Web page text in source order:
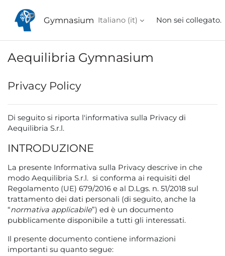
Gymnasium Italiano ‎(it)‎ Non sei collegato.
Aequilibria Gymnasium
Privacy Policy
Di seguito si riporta l'informativa sulla Privacy di
Aequilibria S.r.l.
INTRODUZIONE
La presente Informativa sulla Privacy descrive in che
modo Aequilibria S.r.l. si conforma ai requisiti del
Regolamento (UE) 679/2016 e al D.Lgs. n. 51/2018 sul
trattamento dei dati personali (di seguito, anche la
“normativa applicabile”) ed è un documento
pubblicamente disponibile a tutti gli interessati.
Il presente documento contiene informazioni
importanti su quanto segue: